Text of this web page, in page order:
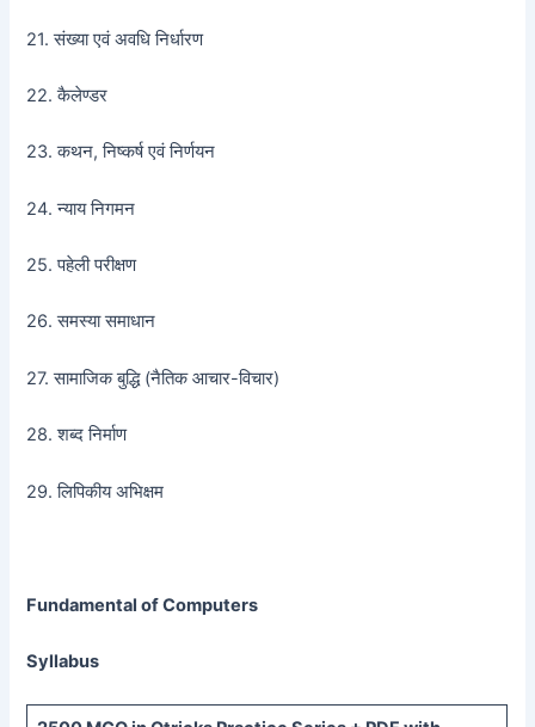
21. संख्या एवं अवधि निर्धारण
22. कैलेण्डर
23. कथन, निष्कर्ष एवं निर्णयन
24. न्याय निगमन
25. पहेली परीक्षण
26. समस्या समाधान
27. सामाजिक बुद्धि (नैतिक आचार-विचार)
28. शब्द निर्माण
29. लिपिकीय अभिक्षम
Fundamental of Computers
Syllabus